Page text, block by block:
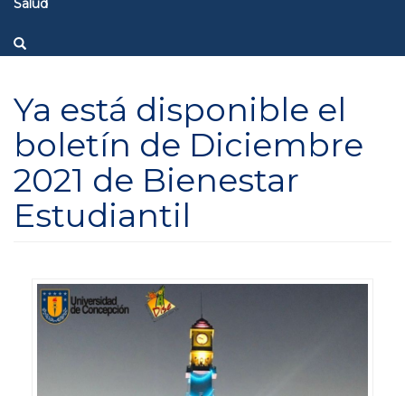
Salud
Ya está disponible el
boletín de Diciembre
2021 de Bienestar
Estudiantil